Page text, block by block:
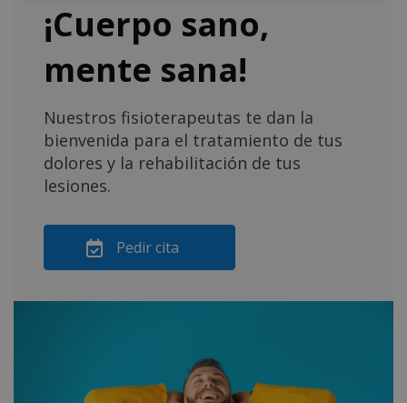
¡Cuerpo sano,
mente sana!
Nuestros fisioterapeutas te dan la
bienvenida para el tratamiento de tus
dolores y la rehabilitación de tus
lesiones.
Pedir cita